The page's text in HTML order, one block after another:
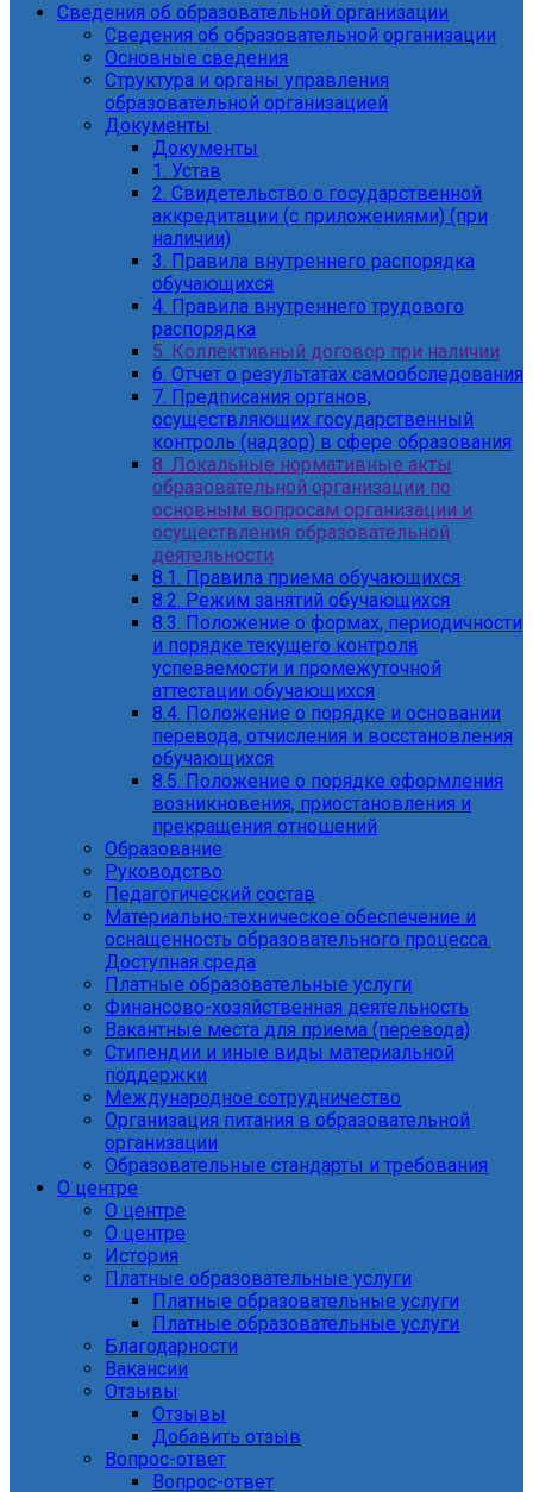
Сведения об образовательной организации
Сведения об образовательной организации
Основные сведения
Структура и органы управления
образовательной организацией
Документы
Документы
1. Устав
2. Свидетельство о государственной
аккредитации (с приложениями) (при
наличии)
3. Правила внутреннего распорядка
обучающихся
4. Правила внутреннего трудового
распорядка
5. Коллективный договор при наличии
6. Отчет о результатах самообследования
7. Предписания органов,
осуществляющих государственный
контроль (надзор) в сфере образования
8. Локальные нормативные акты
образовательной организации по
основным вопросам организации и
осуществления образовательной
деятельности
8.1. Правила приема обучающихся
8.2. Режим занятий обучающихся
8.3. Положение о формах, периодичности
и порядке текущего контроля
успеваемости и промежуточной
аттестации обучающихся
8.4. Положение о порядке и основании
перевода, отчисления и восстановления
обучающихся
8.5. Положение о порядке оформления
возникновения, приостановления и
прекращения отношений
Образование
Руководство
Педагогический состав
Материально-техническое обеспечение и
оснащенность образовательного процесса.
Доступная среда
Платные образовательные услуги
Финансово-хозяйственная деятельность
Вакантные места для приема (перевода)
Стипендии и иные виды материальной
поддержки
Международное сотрудничество
Организация питания в образовательной
организации
Образовательные стандарты и требования
О центре
О центре
О центре
История
Платные образовательные услуги
Платные образовательные услуги
Платные образовательные услуги
Благодарности
Вакансии
Отзывы
Отзывы
Добавить отзыв
Вопрос-ответ
Вопрос-ответ